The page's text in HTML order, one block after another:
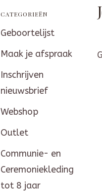
CATEGORIEËN
Geboortelijst
Maak je afspraak
Inschrijven
nieuwsbrief
Webshop
Outlet
Communie- en
Ceremoniekleding
tot 8 jaar